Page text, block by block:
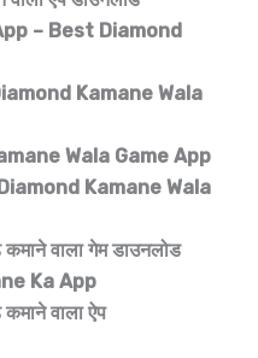
– Best Diamond
Kamane Wala
Wala Game App
Kamane Wala
वाला गेम डाउनलोड
Ka App
वाला ऐप